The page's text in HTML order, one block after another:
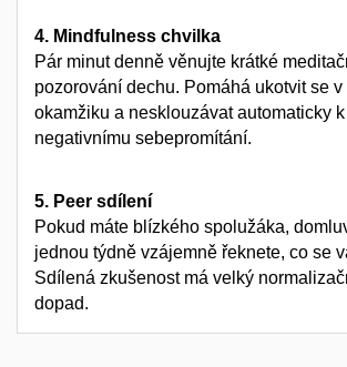
4. Mindfulness chvilka
Pár minut denně věnujte krátké
pozorování dechu. Pomáhá ukotvit se
okamžiku a nesklouzávat automaticky k
negativnímu sebepromítání.
5. Peer sdílení
Pokud máte blízkého spolužáka,
jednou týdně vzájemně řeknete, co se
Sdílená zkušenost má velký
dopad.